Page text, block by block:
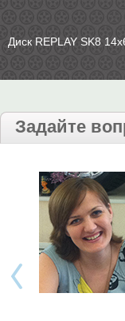
Диск REPLAY SK8
Задайте